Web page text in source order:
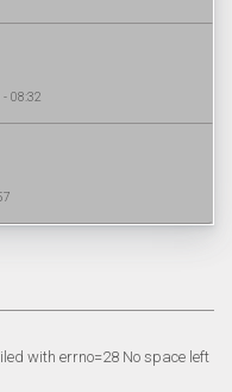
08:32
with errno=28 No space left